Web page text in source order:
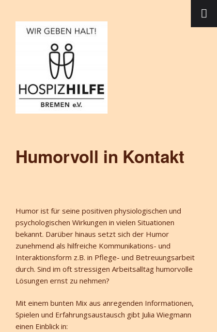
Humorvoll in Kontakt
Humor ist für seine positiven physiologischen und
psychologischen Wirkungen in vielen Situationen
bekannt. Darüber hinaus setzt sich der Humor
zunehmend als hilfreiche Kommunikations- und
Interaktionsform z.B. in Pflege- und Betreuungsarbeit
durch. Sind im oft stressigen Arbeitsalltag humorvolle
Lösungen ernst zu nehmen?
Mit einem bunten Mix aus anregenden Informationen,
Spielen und Erfahrungsaustausch gibt Julia Wiegmann
einen Einblick in: